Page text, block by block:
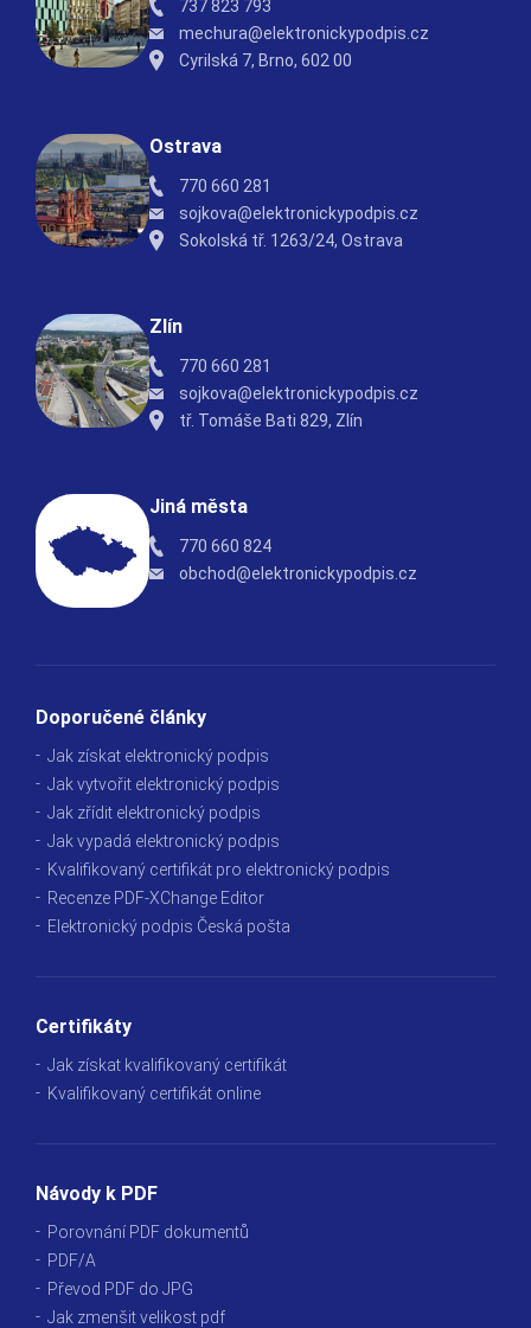
737 823 793
mechura@elektronickypodpis.cz
Cyrilská 7, Brno, 602 00
Ostrava
770 660 281
sojkova@elektronickypodpis.cz
Sokolská tř. 1263/24, Ostrava
Zlín
770 660 281
sojkova@elektronickypodpis.cz
tř. Tomáše Bati 829, Zlín
Jiná města
770 660 824
obchod@elektronickypodpis.cz
Doporučené články
Jak získat elektronický podpis
Jak vytvořit elektronický podpis
Jak zřídit elektronický podpis
Jak vypadá elektronický podpis
Kvalifikovaný certifikát pro elektronický podpis
Recenze PDF-XChange Editor
Elektronický podpis Česká pošta
Certifikáty
Jak získat kvalifikovaný certifikát
Kvalifikovaný certifikát online
Návody k PDF
Porovnání PDF dokumentů
PDF/A
Převod PDF do JPG
Jak zmenšit velikost pdf